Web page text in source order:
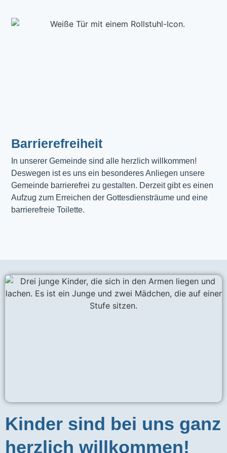
Barrierefreiheit
In unserer Gemeinde sind alle herzlich willkommen!
Deswegen ist es uns ein besonderes Anliegen unsere
Gemeinde barrierefrei zu gestalten. Derzeit gibt es einen
Aufzug zum Erreichen der Gottesdiensträume und eine
barrierefreie Toilette.
Kinder sind bei uns ganz
herzlich willkommen!